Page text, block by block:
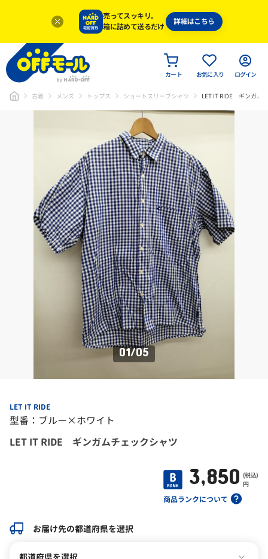
売ってスッキリ。
箱に詰めて送るだけ
詳細はこちら
カート お気に入り ログイン
古着 メンズ トップス ショートスリーブシャツ LET IT RIDE ギンガム
01/05
LET IT RIDE
型番：ブルー×ホワイト
LET IT RIDE ギンガムチェックシャツ
商品ランクについて
3,850 (税込)
円
お届け先の都道府県を選択